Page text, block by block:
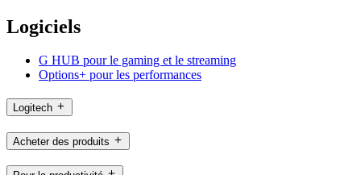
Logiciels
G HUB pour le gaming et le streaming
Options+ pour les performances
Logitech
Acheter des produits